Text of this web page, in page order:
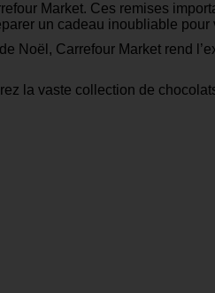
Market. Ces remises
un cadeau inoubliable pour
Noël, Carrefour Market rend
la vaste collection de